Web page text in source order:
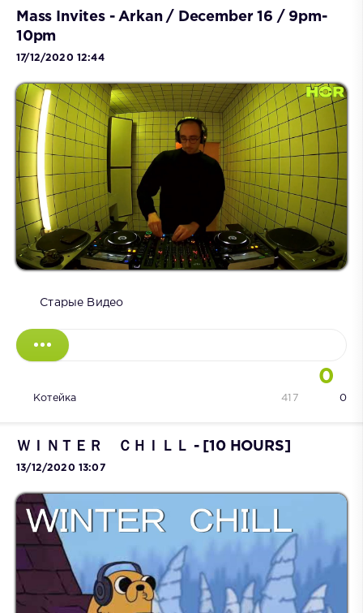
Mass Invites - Arkan / December 16 / 9pm-
10pm
17/12/2020 12:44
Старые Видео
0
Котейка 0
417
ＷＩＮＴＥＲ ＣＨＩＬＬ - [10 HOURS]
13/12/2020 13:07